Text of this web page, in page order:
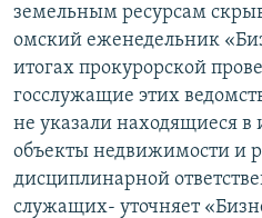
земельным ресурсам
омский еженедельник
итогах прокурорской
госслужащие этих
не указали находящиеся в
объекты недвижимости и
дисциплинарной
служащих- уточняет